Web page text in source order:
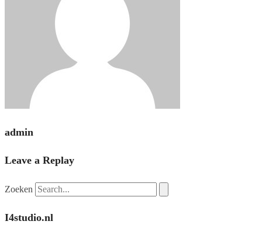
admin
Leave a Replay
Zoeken
I4studio.nl